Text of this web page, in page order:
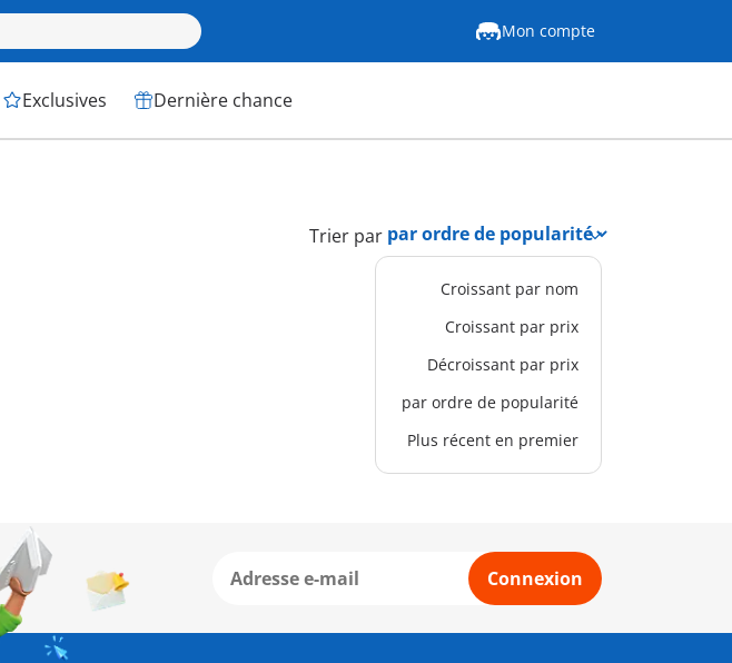
Mon compte
Exclusives Dernière chance
Trier par
Croissant par nom
Croissant par prix
Décroissant par prix
par ordre de popularité
Plus récent en premier
Connexion